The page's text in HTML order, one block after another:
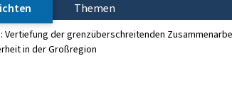
Themen
der grenzüberschreitenden
in der Großregion